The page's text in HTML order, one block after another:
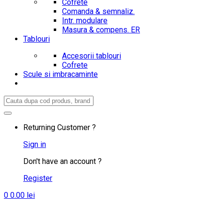
Cofrete
Comanda & semnaliz.
Intr. modulare
Masura & compens. ER
Tablouri
Accesorii tablouri
Cofrete
Scule si imbracaminte
Search
Returning Customer ?
Sign in
Don't have an account ?
Register
0 0.00 lei